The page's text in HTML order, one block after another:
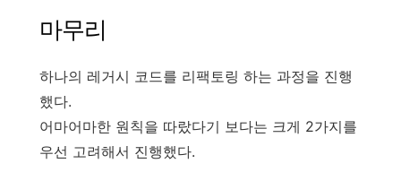
마무리
하나의 레거시 코드를 리팩토링 하는 과정을 진행
했다.
어마어마한 원칙을 따랐다기 보다는 크게 2가지를
우선 고려해서 진행했다.